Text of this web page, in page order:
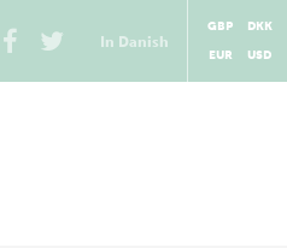
In Danish
GBP
DKK
EUR
USD